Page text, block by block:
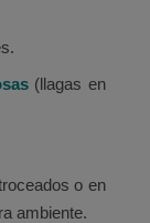
(llagas en
o en
ambiente.